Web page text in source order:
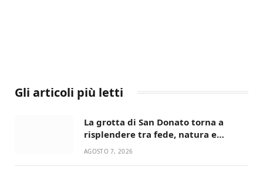
Gli articoli più letti
La grotta di San Donato torna a
risplendere tra fede, natura e
devozione
AGOSTO 7, 2026